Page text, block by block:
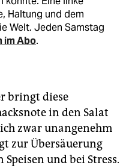
Haltung und dem
Welt. Jeden Samstag
im Abo.
bringt diese
in den Salat
zwar unangenehm
zur Übersäuerung
und bei Stress.